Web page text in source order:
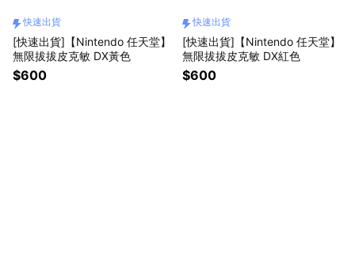
快速出貨
[快速出貨]【Nintendo 任天堂】
無限拔拔皮克敏 DX黃色
$600
快速出貨
[快速出貨]【Nintendo 任天堂】
無限拔拔皮克敏 DX紅色
$600